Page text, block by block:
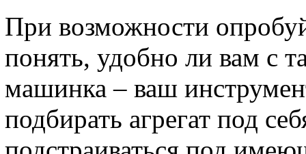
При возможности
понять, удобно ли вам с
машинка – ваш
подбирать агрегат под